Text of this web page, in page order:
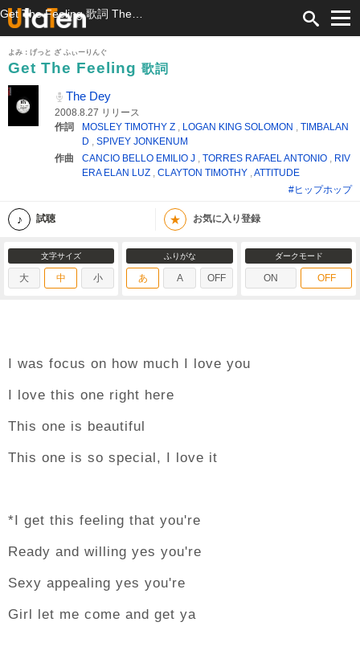
よみ：げっと ざ ふぃーりんぐ
Get The Feeling 歌詞
The Dey
2008.8.27 リリース
作詞
MOSLEY TIMOTHY Z , LOGAN KING SOLOMON ,TIMBALAN
D ,SPIVEY JONKENUM
作曲
CANCIO BELLO EMILIO J ,TORRES RAFAEL ANTONIO , RIV
ERA ELAN LUZ ,CLAYTON TIMOTHY ,ATTITUDE
#ヒップホップ
試聴 ★ お気に入り登録
文字サイズ
大 中 小
ふりがな
あ A OFF
ダークモード
ON OFF
I was focus on how much I love you
I love this one right here
This one is beautiful
This one is so special, I love it
*I get this feeling that you're
Ready and willing yes you're
Sexy appealing yes you're
Girl let me come and get ya